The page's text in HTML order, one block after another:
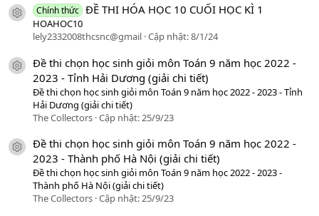
icon tài liệu
Chính thức ĐỀ THI HÓA HỌC 10 CUỐI HỌC KÌ 1
HOAHOC10
lely2332008thcsnc@gmail Cập nhật:8/1/24
icon tài liệu
Đề thi chọn học sinh giỏi môn Toán 9 năm học 2022 -
2023 - Tỉnh Hải Dương (giải chi tiết)
Đề thi chọn học sinh giỏi môn Toán 9 năm học 2022 - 2023 - Tỉnh
Hải Dương (giải chi tiết)
The Collectors Cập nhật:25/9/23
icon tài liệu
Đề thi chọn học sinh giỏi môn Toán 9 năm học 2022 -
2023 - Thành phố Hà Nội (giải chi tiết)
Đề thi chọn học sinh giỏi môn Toán 9 năm học 2022 - 2023 -
Thành phố Hà Nội (giải chi tiết)
The Collectors Cập nhật:25/9/23